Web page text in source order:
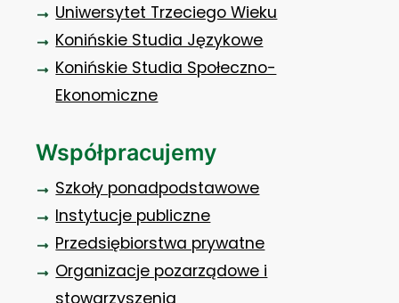
Uniwersytet Trzeciego Wieku
Konińskie Studia Językowe
Konińskie Studia Społeczno-
Ekonomiczne
Współpracujemy
Szkoły ponadpodstawowe
Instytucje publiczne
Przedsiębiorstwa prywatne
Organizacje pozarządowe i